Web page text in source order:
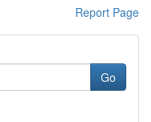
Report Page
Go